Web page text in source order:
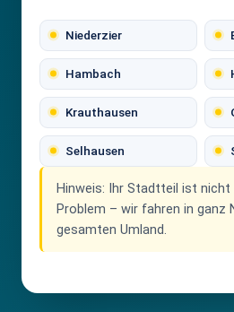
Niederzier
Hambach
Krauthausen
Selhausen
Hinweis: Ihr Stadtteil ist
Problem – wir fahren in ganz
gesamten Umland.